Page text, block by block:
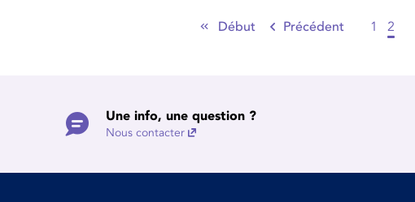
Début Précédent 1 2
Une info, une question ?
Nous contacter